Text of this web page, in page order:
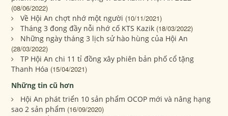
(08/06/2022)
Về Hội An chợt nhớ một người (10/11/2021)
Tháng 3 đong đầy nỗi nhớ cố KTS Kazik (18/03/2022)
Những ngày tháng 3 lịch sử hào hùng của Hội An
(28/03/2022)
TP Hội An chi 11 tỉ đồng xây phiên bản phố cổ tặng
Thanh Hóa (15/04/2021)
Những tin cũ hơn
Hội An phát triển 10 sản phẩm OCOP mới và nâng hạng
sao 2 sản phẩm (16/09/2020)